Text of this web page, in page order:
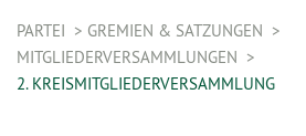
PARTEI
GREMIEN & SATZUNGEN
MITGLIEDERVERSAMMLUNGEN
2. KREISMITGLIEDERVERSAMMLUNG